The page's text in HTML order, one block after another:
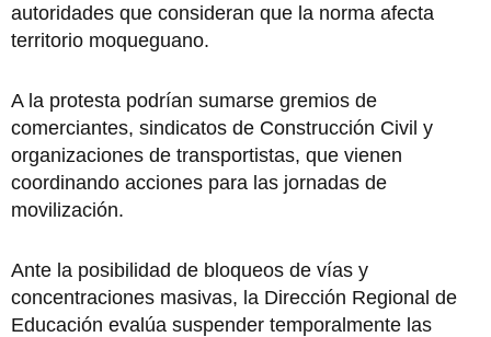
autoridades que consideran que la norma afecta
territorio moqueguano.
A la protesta podrían sumarse gremios de
comerciantes, sindicatos de Construcción Civil y
organizaciones de transportistas, que vienen
coordinando acciones para las jornadas de
movilización.
Ante la posibilidad de bloqueos de vías y
concentraciones masivas, la Dirección Regional de
Educación evalúa suspender temporalmente las